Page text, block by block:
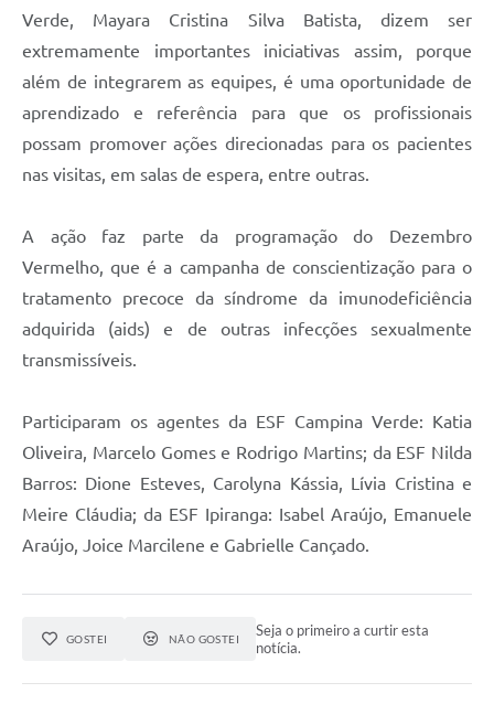
Verde, Mayara Cristina Silva Batista, dizem ser
extremamente importantes iniciativas assim, porque
além de integrarem as equipes, é uma oportunidade de
aprendizado e referência para que os profissionais
possam promover ações direcionadas para os pacientes
nas visitas, em salas de espera, entre outras.
A ação faz parte da programação do Dezembro
Vermelho, que é a campanha de conscientização para o
tratamento precoce da síndrome da imunodeficiência
adquirida (aids) e de outras infecções sexualmente
transmissíveis.
Participaram os agentes da ESF Campina Verde: Katia
Oliveira, Marcelo Gomes e Rodrigo Martins; da ESF Nilda
Barros: Dione Esteves, Carolyna Kássia, Lívia Cristina e
Meire Cláudia; da ESF Ipiranga: Isabel Araújo, Emanuele
Araújo, Joice Marcilene e Gabrielle Cançado.
GOSTEI NÃO GOSTEI
Seja o primeiro a curtir esta
notícia.